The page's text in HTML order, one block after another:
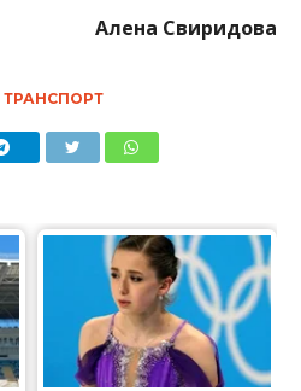
Алена Свиридова
ТРАНСПОРТ